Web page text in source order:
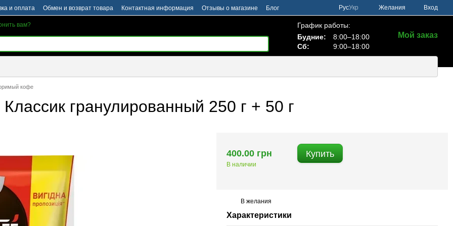
и оплата Обмен и возврат товара Контактная информация Отзывы о магазине
Блог
РусУкр Желания Вход
вам?
График работы:
Будние:
8:00–18:00
Сб:
9:00–18:00
Мой заказ
кофе
гранулированный 250 г + 50 г
400.00 грн
В наличии
Купить
В желания
Характеристики